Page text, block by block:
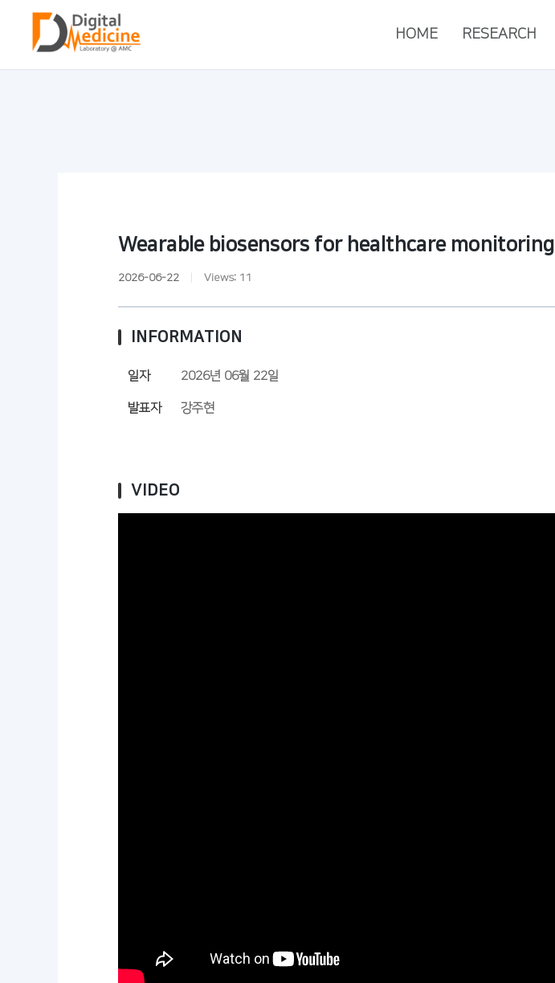
HOME RESEARCH
Wearable biosensors for healthcare monitoring
2026-06-22 Views: 11
INFORMATION
일자 2026년 06월 22일
발표자 강주현
VIDEO